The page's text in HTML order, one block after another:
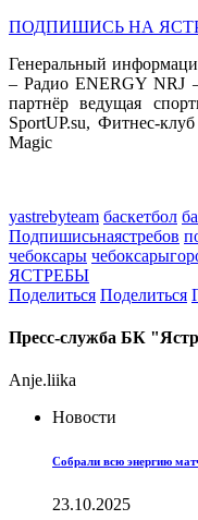
ПОДПИШИСЬ НА
Генеральный
– Радио ENERGY NRJ
партнёр ведущая
SportUP.su, Фитнес-
Magic
yastrebyteam баскетбол
Подпишисьнаястребов
чебоксары
ЯСТРЕБЫ
Поделиться Поделиться
Пресс-служба БК
Anje.liika
Новости
Собрали всю энергию
23.10.2025